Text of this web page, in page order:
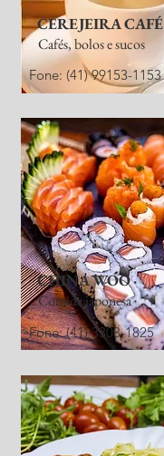
CEREJEIRA CAFÉ
Cafés, bolos e sucos
Fone: (41) 99153-1153
CHINA WOO
Comida japonesa
Fone:(41) 3308-1825